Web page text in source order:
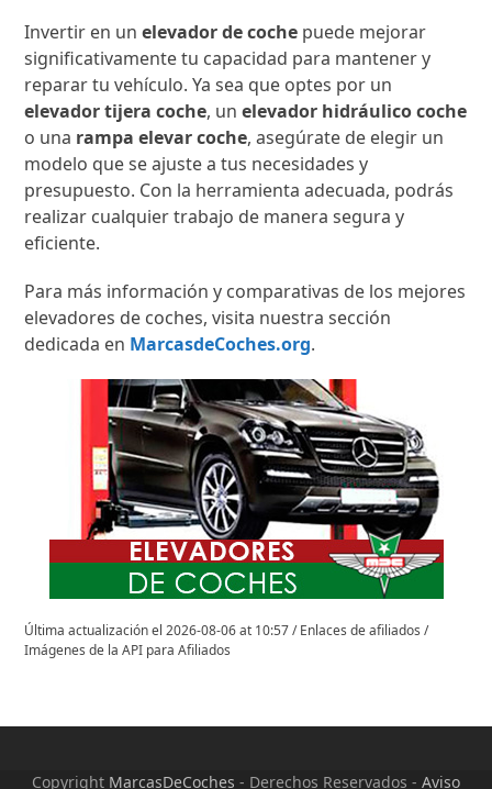
Invertir en unelevador de coche puede mejorar
significativamente tu capacidad para mantener y
reparar tu vehículo. Ya sea que optes por un
elevador tijera coche, unelevador hidráulico coche
o una rampa elevar coche, asegúrate de elegir un
modelo que se ajuste a tus necesidades y
presupuesto. Con la herramienta adecuada, podrás
realizar cualquier trabajo de manera segura y
eficiente.
Para más información y comparativas de los mejores
elevadores de coches, visita nuestra sección
dedicada en MarcasdeCoches.org.
Última actualización el 2026-08-06 at 10:57 / Enlaces de afiliados /
Imágenes de la API para Afiliados
Copyright MarcasDeCoches - Derechos Reservados - Aviso